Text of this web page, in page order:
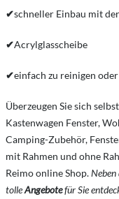
✔schneller Einbau mit
✔Acrylglasscheibe
✔einfach zu reinigen
Überzeugen Sie sich
Kastenwagen Fenster,
Camping-Zubehör,
mit Rahmen und ohne
Reimo online Shop.Neben
tolleAngebotefür Sie